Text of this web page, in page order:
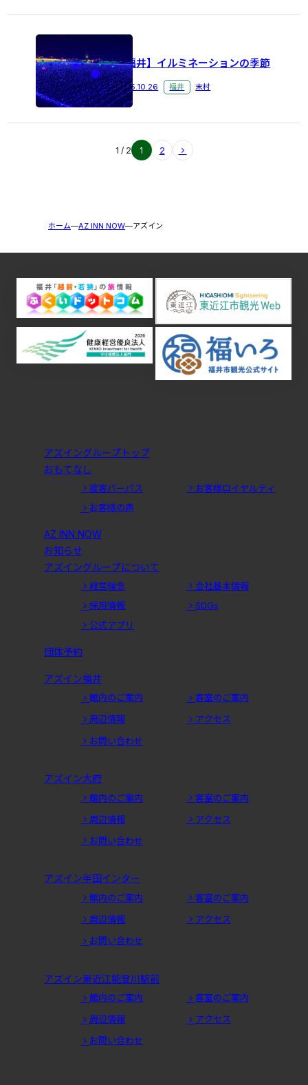
【福井】イルミネーションの季節
2025.10.26 福井 末村
1 / 2 1 2
ホーム AZ INN NOW アズイン
アズイングループトップ
おもてなし
接客パーパス
お客様ロイヤルティ
お客様の声
AZ INN NOW
お知らせ
アズイングループについて
経営理念
会社基本情報
採用情報
SDGs
公式アプリ
団体予約
アズイン福井
館内のご案内
客室のご案内
周辺情報
アクセス
お問い合わせ
アズイン大府
館内のご案内
客室のご案内
周辺情報
アクセス
お問い合わせ
アズイン半田インター
館内のご案内
客室のご案内
周辺情報
アクセス
お問い合わせ
アズイン東近江能登川駅前
館内のご案内
客室のご案内
周辺情報
アクセス
お問い合わせ